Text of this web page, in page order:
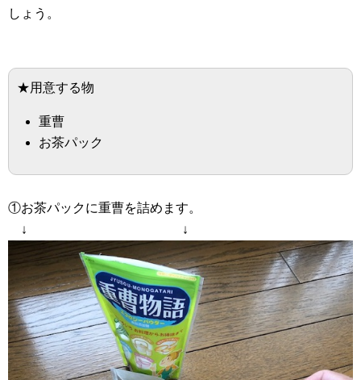
しょう。
★用意する物
重曹
お茶パック
①お茶パックに重曹を詰めます。
↓ ↓